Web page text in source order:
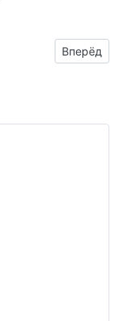
- гифка к
Вперёд